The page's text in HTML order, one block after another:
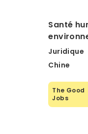
Santé
Juridique
Chine
The Good
Jobs